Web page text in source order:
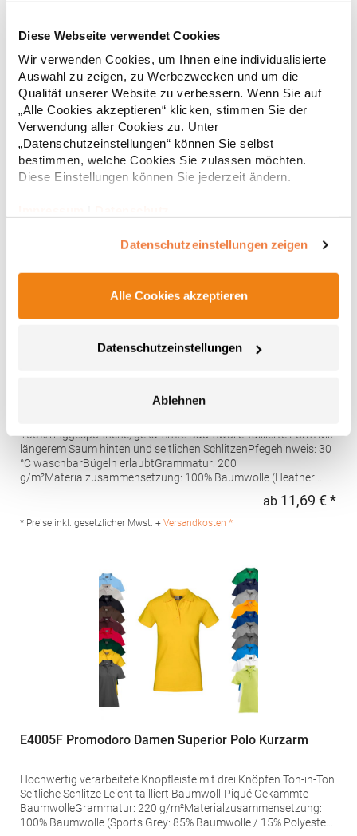
Diese Webseite verwendet Cookies
Wir verwenden Cookies, um Ihnen eine individualisierte
Auswahl zu zeigen, zu Werbezwecken und um die
Qualität unserer Website zu verbessern. Wenn Sie auf
„Alle Cookies akzeptieren“ klicken, stimmen Sie der
Verwendung aller Cookies zu. Unter
„Datenschutzeinstellungen“ können Sie selbst
bestimmen, welche Cookies Sie zulassen möchten.
Diese Einstellungen können Sie jederzeit ändern.
Datenschutzeinstellungen zeigen
Alle Cookies akzeptieren
Datenschutzeinstellungen
Ablehnen
Tailliertes Kurzarm-Poloshirt für Damen aus zertifizierter Bio-
Baumwolle Kragen und Ärmelbündchen aus 1x1-Rippe
Knopfleiste mit zwei Knöpfen Verstärkte Nahtabdeckung am
Kragen Seitenschlitze am Saum Herausreißbares
LabelPfegehinweis: 40 °C waschbarBügeln erlaubtGrammatur:
210 g/m²Materialzusammensetzung: 100% Baumwolle (Heather
Grey: 85% Baumwolle / 15% Viskose)Angaben zur
Spanien E-Mail: info@gorfactory.es
ab12,55 € *
* Preise inkl. gesetzlicher Mwst. +Versandkosten *
AQ020 Asquith & Fox Damen klassisches Polo
100% ringgesponnene, gekämmte Baumwolle Taillierte Form Mit
längerem Saum hinten und seitlichen SchlitzenPfegehinweis: 30
°C waschbarBügeln erlaubtGrammatur: 200
g/m²Materialzusammensetzung: 100% Baumwolle (Heather
Naas Road Bus. Park Naas Road Dublin D12 ER80 ROI Irland E-
ab 11,69 € *
* Preise inkl. gesetzlicher Mwst. + Versandkosten *
E4005F Promodoro Damen Superior Polo Kurzarm
Hochwertig verarbeitete Knopfleiste mit drei Knöpfen Ton-in-Ton
Seitliche Schlitze Leicht tailliert Baumwoll-Piqué Gekämmte
BaumwolleGrammatur: 220 g/m²Materialzusammensetzung:
100% Baumwolle (Sports Grey: 85% Baumwolle / 15% Polyester),